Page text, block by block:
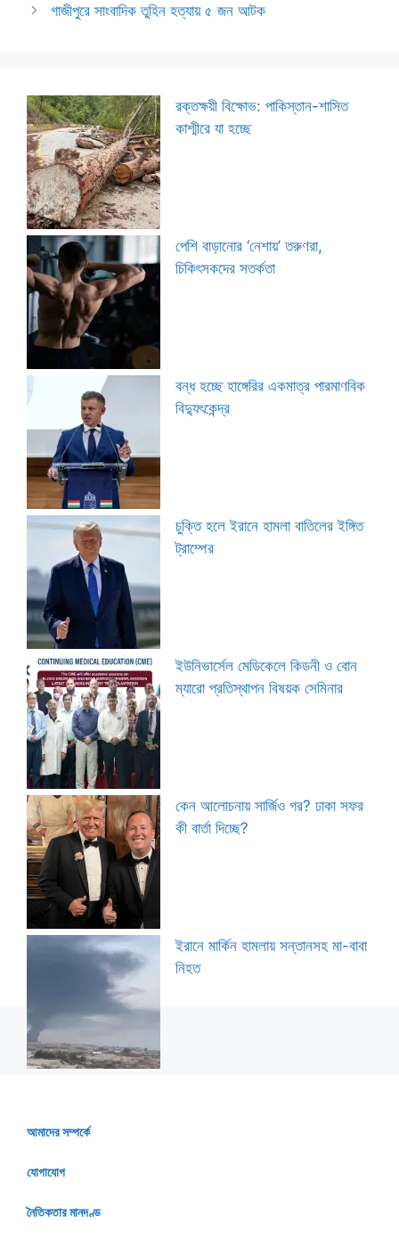
গাজীপুরে সাংবাদিক তুহিন হত্যায় ৫ জন আটক
রক্তক্ষয়ী বিক্ষোভ: পাকিস্তান-শাসিত
কাশ্মীরে যা হচ্ছে
পেশি বাড়ানোর ‘নেশায়’ তরুণরা,
চিকিৎসকদের সতর্কতা
বন্ধ হচ্ছে হাঙ্গেরির একমাত্র পারমাণবিক
বিদ্যুৎকেন্দ্র
চুক্তি হলে ইরানে হামলা বাতিলের ইঙ্গিত
ট্রাম্পের
ইউনিভার্সেল মেডিকেলে কিডনী ও বোন
ম্যারো প্রতিস্থাপন বিষয়ক সেমিনার
কেন আলোচনায় সার্জিও গর? ঢাকা সফর
কী বার্তা দিচ্ছে?
ইরানে মার্কিন হামলায় সন্তানসহ মা-বাবা
নিহত
আমাদের সম্পর্কে
যোগাযোগ
নৈতিকতার মানদণ্ড